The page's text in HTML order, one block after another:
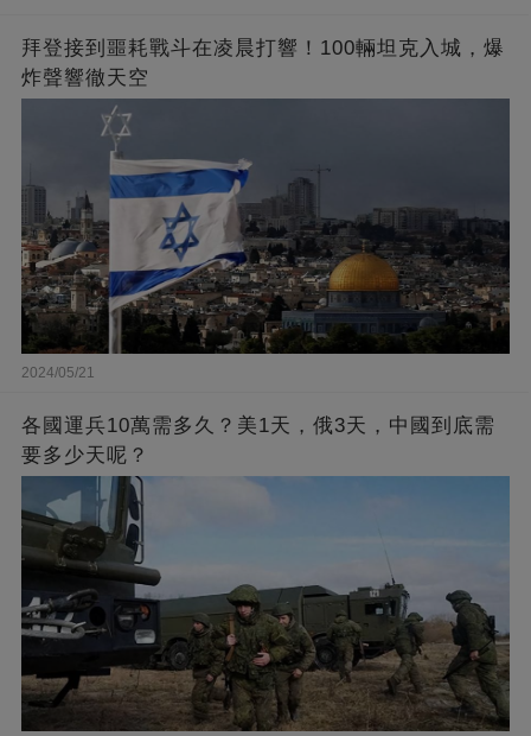
拜登接到噩耗戰斗在凌晨打響！100輛坦克入城，爆
炸聲響徹天空
2024/05/21
各國運兵10萬需多久？美1天，俄3天，中國到底需
要多少天呢？